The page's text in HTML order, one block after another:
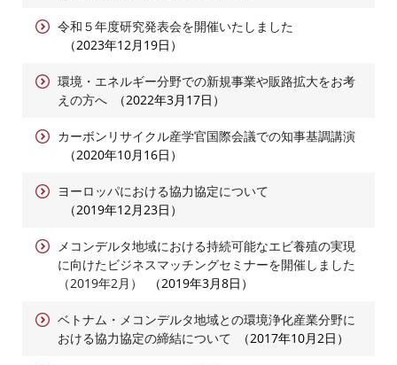
令和５年度研究発表会を開催いたしました
2023年12月19日
環境・エネルギー分野での新規事業や販路拡大をお考
えの方へ
2022年3月17日
カーボンリサイクル産学官国際会議での知事基調講演
2020年10月16日
ヨーロッパにおける協力協定について
2019年12月23日
メコンデルタ地域における持続可能なエビ養殖の実現
に向けたビジネスマッチングセミナーを開催しました
（2019年2月）
2019年3月8日
ベトナム・メコンデルタ地域との環境浄化産業分野に
おける協力協定の締結について
2017年10月2日